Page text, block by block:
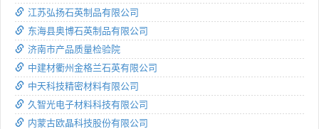
江苏弘扬石英制品有限公司
东海县奥博石英制品有限公司
济南市产品质量检验院
中建材衢州金格兰石英有限公司
中天科技精密材料有限公司
久智光电子材料科技有限公司
内蒙古欧晶科技股份有限公司